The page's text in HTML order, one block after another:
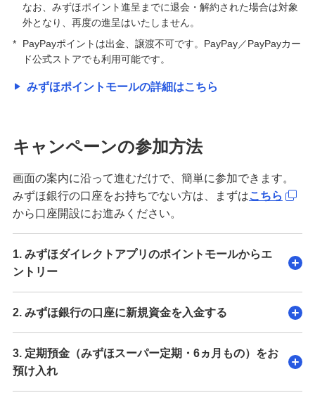
なお、みずほポイント進呈までに退会・解約された場合は対象
外となり、再度の進呈はいたしません。
*
PayPayポイントは出金、譲渡不可です。PayPay／PayPayカー
ド公式ストアでも利用可能です。
みずほポイントモールの詳細はこちら
キャンペーンの参加方法
画面の案内に沿って進むだけで、簡単に参加できます。
みずほ銀行の口座をお持ちでない方は、まずはこちら
から口座開設にお進みください。
1. みずほダイレクトアプリのポイントモールからエ
ントリー
2. みずほ銀行の口座に新規資金を入金する
3. 定期預金（みずほスーパー定期・6ヵ月もの）をお
預け入れ